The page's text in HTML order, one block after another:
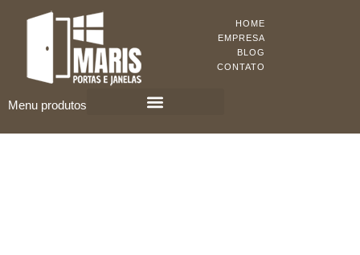
HOME
EMPRESA
BLOG
CONTATO
Menu produtos